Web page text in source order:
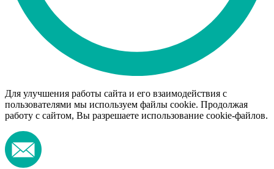
Для улучшения работы сайта и его взаимодействия с
пользователями мы используем файлы cookie. Продолжая
работу с сайтом, Вы разрешаете использование cookie-файлов.